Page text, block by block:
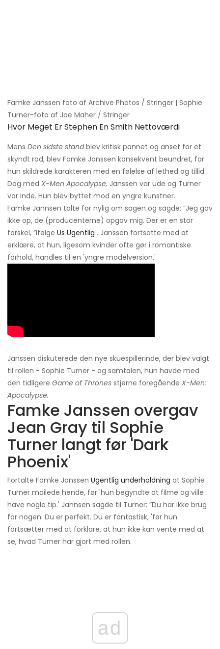
Famke Janssen foto af Archive Photos / Stringer | Sophie
Turner-foto af Joe Maher / Stringer
Hvor Meget Er Stephen En Smith Nettoværdi
Mens Den sidste standblev kritisk pannet og anset for et
skyndt rod, blev Famke Janssen konsekvent beundret, for
hun skildrede karakteren med en følelse af lethed og tillid.
Dog med X-Men Apocalypse, Janssen var ude og Turner
var inde. Hun blev byttet mod en yngre kunstner.
Famke Jannsen talte for nylig om sagen og sagde: ”Jeg gav
ikke op, de (producenterne) opgav mig. Der er en stor
forskel, ”ifølge Us Ugentlig . Janssen fortsatte med at
erklære, at hun, ligesom kvinder ofte gør i romantiske
forhold, handles til en 'yngre modelversion.'
Janssen diskuterede den nye skuespillerinde, der blev valgt
til rollen - Sophie Turner - og samtalen, hun havde med
den tidligere Game of Thrones stjerne foregående X-Men:
Apocalypse.
Famke Janssen overgav
Jean Gray til Sophie
Turner langt før 'Dark
Phoenix'
Fortalte Famke Janssen Ugentlig underholdning at Sophie
Turner mailede hende, før 'hun begyndte at filme og ville
have nogle tip.' Jannsen sagde til Turner: ”Du har ikke brug
for nogen. Du er perfekt. Du er fantastisk, 'før hun
fortsætter med at forklare, at hun ikke kan vente med at
se, hvad Turner har gjort med rollen.
ad